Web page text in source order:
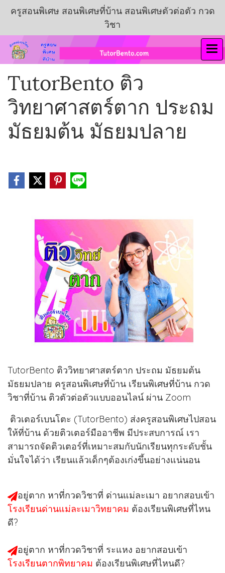
ครูสอนพิเศษ สอนพิเศษที่บ้าน สอนพิเศษตัวต่อตัว กวด
วิชา
TutorBento ติว
วิทยาศาสตร์ตาก ประถม
มัธยมต้น มัธยมปลาย
TutorBento ติววิทยาศาสตร์ตาก ประถม มัธยมต้น
มัธยมปลาย ครูสอนพิเศษที่บ้าน เรียนพิเศษที่บ้าน กวด
วิชาที่บ้าน ติวตัวต่อตัวแบบออนไลน์ ผ่าน Zoom
ติวเตอร์เบนโตะ (TutorBento) ส่งครูสอนพิเศษไปสอน
ให้ที่บ้าน ด้วยติวเตอร์มืออาชีพ มีประสบการณ์ เรา
สามารถจัดติวเตอร์ที่เหมาะสมกับนักเรียนทุกระดับชั้น
มั่นใจได้ว่า เรียนแล้วเด็กๆต้องเก่งขึ้นอย่างแน่นอน
อยู่ตาก หาที่กวดวิชาที่ ด่านแม่ละเมา อยากสอบเข้า
โรงเรียนด่านแม่ละเมาวิทยาคม ต้องเรียนพิเศษที่ไหน
ดี?
อยู่ตาก หาที่กวดวิชาที่ ระแหง อยากสอบเข้า
โรงเรียนตากพิทยาคม ต้องเรียนพิเศษที่ไหนดี?